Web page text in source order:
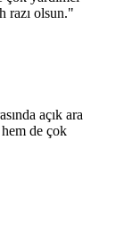
razı olsun."
açık ara
de çok